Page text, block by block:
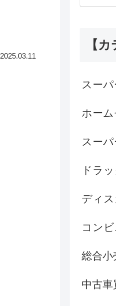
2025.03.11
【
スー
ホー
スー
ドラ
ディ
コンビ
総合小
中古車